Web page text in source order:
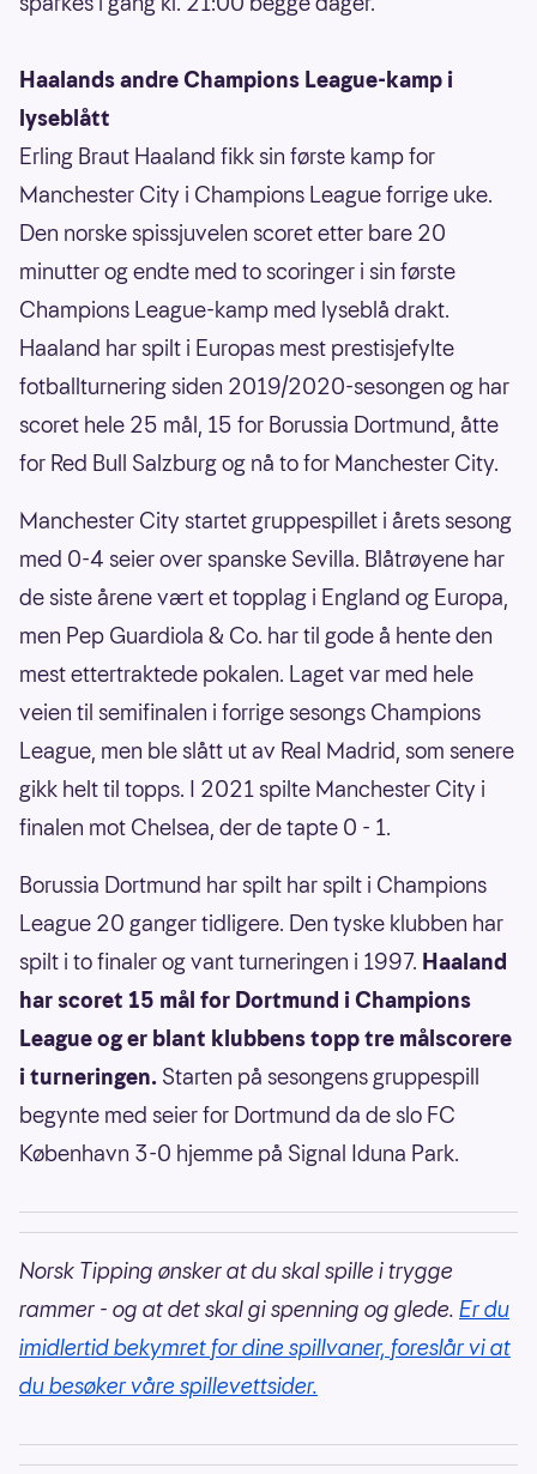
Haalands andre Champions League-kamp i
lyseblått
Erling Braut Haaland fikk sin første kamp for
Manchester City i Champions League forrige uke.
Den norske spissjuvelen scoret etter bare 20
minutter og endte med to scoringer i sin første
Champions League-kamp med lyseblå drakt.
Haaland har spilt i Europas mest prestisjefylte
fotballturnering siden 2019/2020-sesongen og har
scoret hele 25 mål, 15 for Borussia Dortmund, åtte
for Red Bull Salzburg og nå to for Manchester City.
Manchester City startet gruppespillet i årets sesong
med 0-4 seier over spanske Sevilla. Blåtrøyene har
de siste årene vært et topplag i England og Europa,
men Pep Guardiola & Co. har til gode å hente den
mest ettertraktede pokalen. Laget var med hele
veien til semifinalen i forrige sesongs Champions
League, men ble slått ut av Real Madrid, som senere
gikk helt til topps. I 2021 spilte Manchester City i
finalen mot Chelsea, der de tapte 0 - 1.
Borussia Dortmund har spilt har spilt i Champions
League 20 ganger tidligere. Den tyske klubben har
spilt i to finaler og vant turneringen i 1997. Haaland
har scoret 15 mål for Dortmund i Champions
League og er blant klubbens topp tre målscorere
i turneringen. Starten på sesongens gruppespill
begynte med seier for Dortmund da de slo FC
København 3-0 hjemme på Signal Iduna Park.
Norsk Tipping ønsker at du skal spille i trygge
rammer - og at det skal gi spenning og glede. Er du
imidlertid bekymret for dine spillvaner, foreslår vi at
du besøker våre spillevettsider.